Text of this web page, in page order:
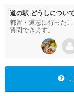
道の駅 どうしについ
都留・道志に行った
質問できます。